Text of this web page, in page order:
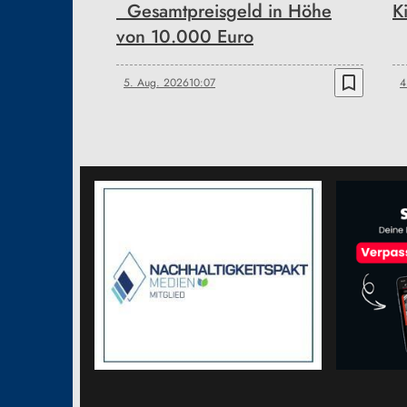
Gesamtpreisgeld in Höhe
von 10.000 Euro
5. Aug. 202610:07 bookmark_border